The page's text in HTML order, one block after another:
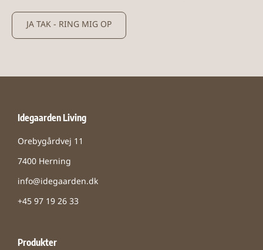
JA TAK - RING MIG OP
Idegaarden Living
Orebygårdvej 11
7400 Herning
info@idegaarden.dk
+45 97 19 26 33
Produkter